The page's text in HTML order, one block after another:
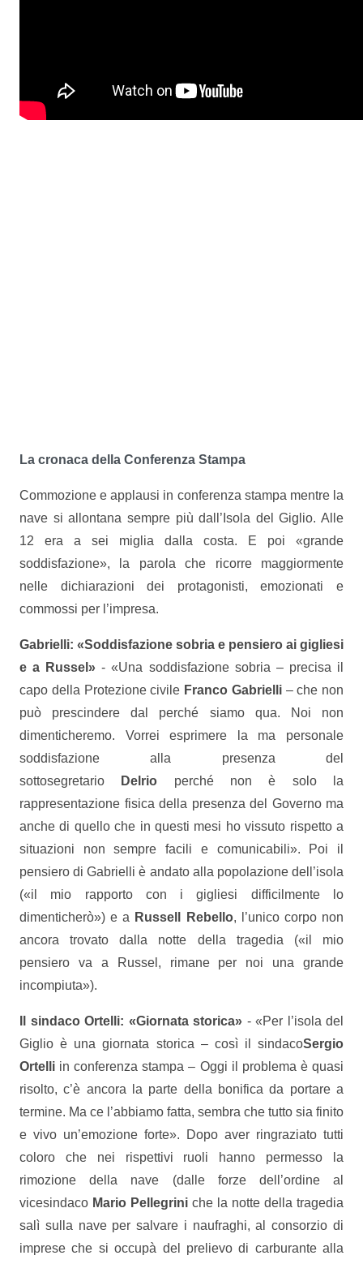
La cronaca della Conferenza Stampa
Commozione e applausi in conferenza stampa mentre la
nave si allontana sempre più dall’Isola del Giglio. Alle
12 era a sei miglia dalla costa. E poi «grande
soddisfazione», la parola che ricorre maggiormente
nelle dichiarazioni dei protagonisti, emozionati e
commossi per l’impresa.
Gabrielli: «Soddisfazione sobria e pensiero ai gigliesi
e a Russel» - «Una soddisfazione sobria – precisa il
capo della Protezione civile Franco Gabrielli– che non
può prescindere dal perché siamo qua. Noi non
dimenticheremo. Vorrei esprimere la ma personale
soddisfazione alla presenza del
sottosegretario
Delrio perché non è solo la
rappresentazione fisica della presenza del Governo ma
anche di quello che in questi mesi ho vissuto rispetto a
situazioni non sempre facili e comunicabili». Poi il
pensiero di Gabrielli è andato alla popolazione dell’isola
(«il mio rapporto con i gigliesi difficilmente lo
dimenticherò») e a Russell Rebello, l’unico corpo non
ancora trovato dalla notte della tragedia («il mio
pensiero va a Russel, rimane per noi una grande
incompiuta»).
Il sindaco Ortelli: «Giornata storica» - «Per l’isola del
Giglio è una giornata storica – così il sindacoSergio
Ortelli in conferenza stampa – Oggi il problema è quasi
risolto, c’è ancora la parte della bonifica da portare a
termine. Ma ce l’abbiamo fatta, sembra che tutto sia finito
e vivo un’emozione forte». Dopo aver ringraziato tutti
coloro che nei rispettivi ruoli hanno permesso la
rimozione della nave (dalle forze dell’ordine al
vicesindaco Mario Pellegrini che la notte della tragedia
salì sulla nave per salvare i naufraghi, al consorzio di
imprese che si occupà del prelievo di carburante alla